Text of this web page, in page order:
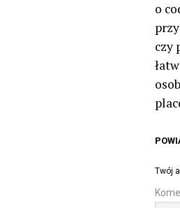
o
czy
Twój